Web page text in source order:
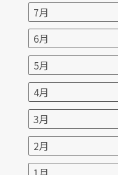
7月
6月
5月
4月
3月
2月